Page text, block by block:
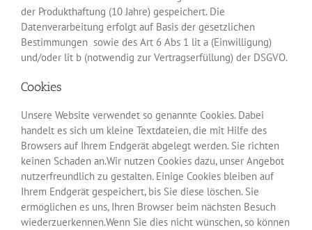
der Produkthaftung (10 Jahre) gespeichert. Die
Datenverarbeitung erfolgt auf Basis der gesetzlichen
Bestimmungen sowie des Art 6 Abs 1 lit a (Einwilligung)
und/oder lit b (notwendig zur Vertragserfüllung) der DSGVO.
Cookies
Unsere Website verwendet so genannte Cookies. Dabei
handelt es sich um kleine Textdateien, die mit Hilfe des
Browsers auf Ihrem Endgerät abgelegt werden. Sie richten
keinen Schaden an.Wir nutzen Cookies dazu, unser Angebot
nutzerfreundlich zu gestalten. Einige Cookies bleiben auf
Ihrem Endgerät gespeichert, bis Sie diese löschen. Sie
ermöglichen es uns, Ihren Browser beim nächsten Besuch
wiederzuerkennen.Wenn Sie dies nicht wünschen, so können